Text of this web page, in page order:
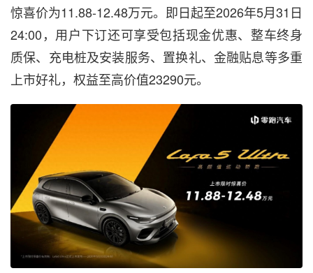
惊喜价为11.88-12.48万元。即日起至2026年5月31日
24:00，用户下订还可享受包括现金优惠、整车终身
质保、充电桩及安装服务、置换礼、金融贴息等多重
上市好礼，权益至高价值23290元。